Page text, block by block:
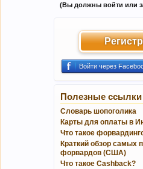
(Вы должны войти или
Войти через
Полезные ссылки
Словарь шопоголика
Карты для оплаты в
Что такое
Краткий обзор самых
форвардов (США)
Что такое Cashback?